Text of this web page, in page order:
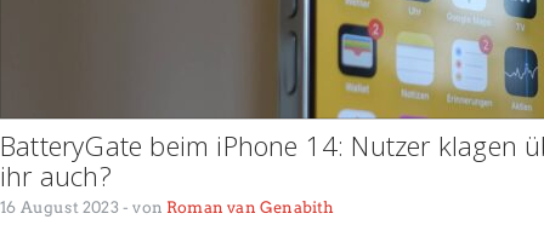
BatteryGate beim iPhone 14: Nutzer klagen
ihr auch?
16 August 2023 - von Roman van Genabith